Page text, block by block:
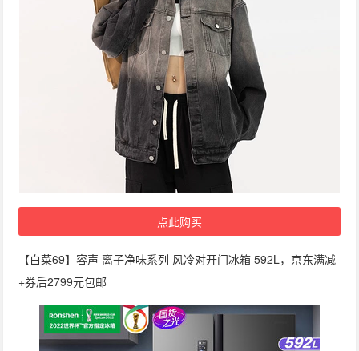
点此购买
【白菜69】容声 离子净味系列 风冷对开门冰箱 592L，京东满减
+券后2799元包邮